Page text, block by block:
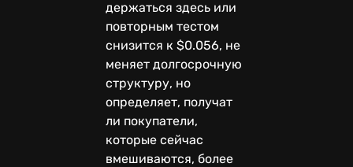
держаться здесь или
повторным тестом
снизится к $0.056, не
меняет долгосрочную
структуру, но
определяет, получат
ли покупатели,
которые сейчас
вмешиваются, более